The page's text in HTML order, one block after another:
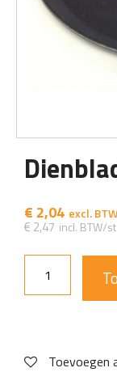
€ 2,04
€ 2,47
Toevoegen